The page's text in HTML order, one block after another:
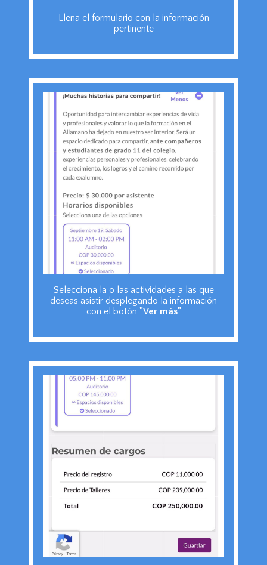
Llena el formulario con la información
pertinente
Selecciona la o las actividades a las que
deseas asistir desplegando la información
con el botón "Ver más"